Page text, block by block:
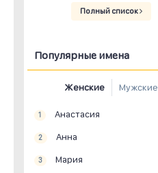
Полный список
Популярные имена
Женские Мужские
1 Анастасия
2 Анна
3 Мария